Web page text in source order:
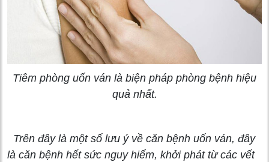
Tiêm phòng uốn ván là biện pháp phòng bệnh hiệu
quả nhất.
Trên đây là một số lưu ý về căn bệnh uốn ván, đây
là căn bệnh hết sức nguy hiểm, khởi phát từ các vết